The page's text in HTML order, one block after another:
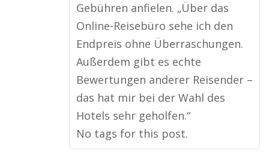
Gebühren anfielen. „Über das
Online-Reisebüro sehe ich den
Endpreis ohne Überraschungen.
Außerdem gibt es echte
Bewertungen anderer Reisender –
das hat mir bei der Wahl des
Hotels sehr geholfen.“
No tags for this post.